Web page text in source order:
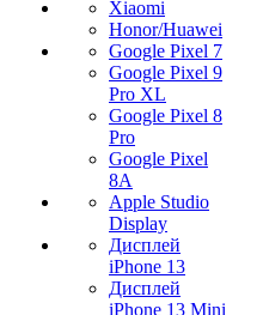
Xiaomi
Honor/Huawei
Google Pixel 7
Google Pixel 9
Pro XL
Google Pixel 8
Pro
Google Pixel
8A
Apple Studio
Display
Дисплей
iPhone 13
Дисплей
iPhone 13 Mini